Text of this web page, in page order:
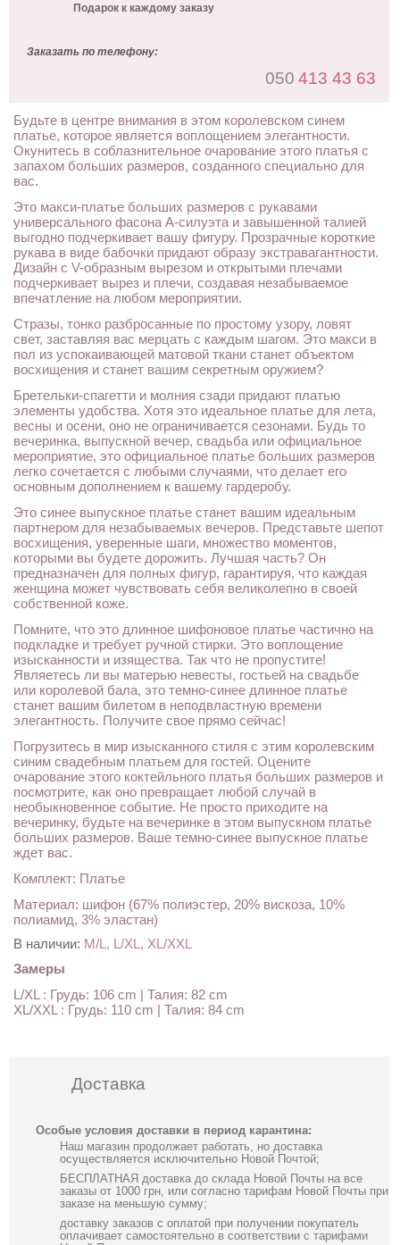
Подарок к каждому заказу
Заказать по телефону:
050 413 43 63
Будьте в центре внимания в этом королевском синем
платье, которое является воплощением элегантности.
Окунитесь в соблазнительное очарование этого платья с
запахом больших размеров, созданного специально для
вас.
Это макси-платье больших размеров с рукавами
универсального фасона А-силуэта и завышенной талией
выгодно подчеркивает вашу фигуру. Прозрачные короткие
рукава в виде бабочки придают образу экстравагантности.
Дизайн с V-образным вырезом и открытыми плечами
подчеркивает вырез и плечи, создавая незабываемое
впечатление на любом мероприятии.
Стразы, тонко разбросанные по простому узору, ловят
свет, заставляя вас мерцать с каждым шагом. Это макси в
пол из успокаивающей матовой ткани станет объектом
восхищения и станет вашим секретным оружием?
Бретельки-спагетти и молния сзади придают платью
элементы удобства. Хотя это идеальное платье для лета,
весны и осени, оно не ограничивается сезонами. Будь то
вечеринка, выпускной вечер, свадьба или официальное
мероприятие, это официальное платье больших размеров
легко сочетается с любыми случаями, что делает его
основным дополнением к вашему гардеробу.
Это синее выпускное платье станет вашим идеальным
партнером для незабываемых вечеров. Представьте шепот
восхищения, уверенные шаги, множество моментов,
которыми вы будете дорожить. Лучшая часть? Он
предназначен для полных фигур, гарантируя, что каждая
женщина может чувствовать себя великолепно в своей
собственной коже.
Помните, что это длинное шифоновое платье частично на
подкладке и требует ручной стирки. Это воплощение
изысканности и изящества. Так что не пропустите!
Являетесь ли вы матерью невесты, гостьей на свадьбе
или королевой бала, это темно-синее длинное платье
станет вашим билетом в неподвластную времени
элегантность. Получите свое прямо сейчас!
Погрузитесь в мир изысканного стиля с этим королевским
синим свадебным платьем для гостей. Оцените
очарование этого коктейльного платья больших размеров и
посмотрите, как оно превращает любой случай в
необыкновенное событие. Не просто приходите на
вечеринку, будьте на вечеринке в этом выпускном платье
больших размеров. Ваше темно-синее выпускное платье
ждет вас.
Комплект: Платье
Материал: шифон (67% полиэстер, 20% вискоза, 10%
полиамид, 3% эластан)
В наличии: M/L, L/XL, XL/XXL
Замеры
L/XL : Грудь: 106 cm | Талия: 82 cm
XL/XXL : Грудь: 110 cm | Талия: 84 cm
Доставка
Особые условия доставки в период карантина:
Наш магазин продолжает работать, но доставка
осуществляется исключительно Новой Почтой;
БЕСПЛАТНАЯ доставка до склада Новой Почты на все
заказы от 1000 грн, или согласно тарифам Новой Почты при
заказе на меньшую сумму;
доставку заказов с оплатой при получении покупатель
оплачивает самостоятельно в соответствии с тарифами